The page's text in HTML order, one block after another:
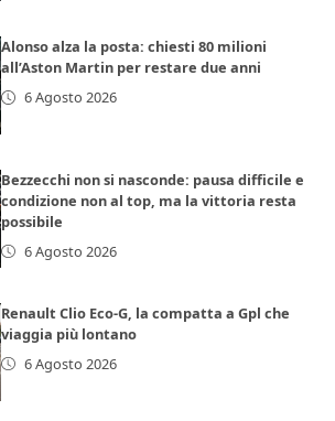
Alonso alza la posta: chiesti 80 milioni
all’Aston Martin per restare due anni
6 Agosto 2026
Bezzecchi non si nasconde: pausa difficile e
condizione non al top, ma la vittoria resta
possibile
6 Agosto 2026
Renault Clio Eco-G, la compatta a Gpl che
viaggia più lontano
6 Agosto 2026